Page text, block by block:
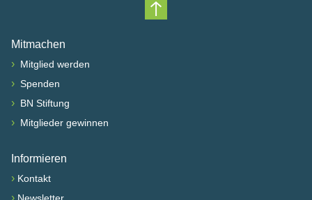
Nach oben scrollen
Mitmachen
› Mitglied werden
› Spenden
› BN Stiftung
› Mitglieder gewinnen
Informieren
› Kontakt